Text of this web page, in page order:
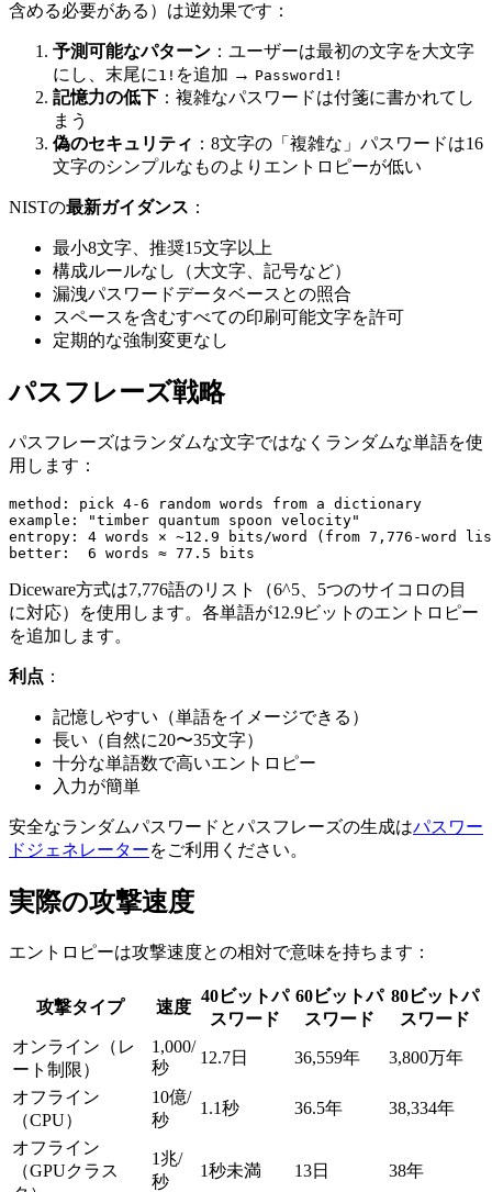
含める必要がある）は逆効果です：
予測可能なパターン ：ユーザーは最初の文字を大文字
にし、末尾に 1! を追加 → Password1!
記憶力の低下 ：複雑なパスワードは付箋に書かれてし
まう
偽のセキュリティ ：8文字の「複雑な」パスワードは16
文字のシンプルなものよりエントロピーが低い
NISTの最新ガイダンス ：
最小8文字、推奨15文字以上
構成ルールなし（大文字、記号など）
漏洩パスワードデータベースとの照合
スペースを含むすべての印刷可能文字を許可
定期的な強制変更なし
パスフレーズ戦略
パスフレーズはランダムな文字ではなくランダムな単語を使
用します：
method: pick 4-6 random words from a dictionary
example: "timber quantum spoon velocity"
entropy: 4 words × ~12.9 bits/word (from 7,776-word
Diceware方式は7,776語のリスト（6^5、5つのサイコロの目
に対応）を使用します。各単語が12.9ビットのエントロピー
を追加します。
利点 ：
記憶しやすい（単語をイメージできる）
長い（自然に20〜35文字）
十分な単語数で高いエントロピー
入力が簡単
安全なランダムパスワードとパスフレーズの生成はパスワー
ドジェネレーターをご利用ください。
実際の攻撃速度
エントロピーは攻撃速度との相対で意味を持ちます：
攻撃タイプ 速度
40ビットパ
スワード
60ビットパ
スワード
80ビットパ
スワード
オンライン（レ
ート制限）
1,000/
秒
12.7日 36,559年 3,800万年
オフライン
（CPU）
10億/
秒
1.1秒 36.5年 38,334年
オフライン
（GPUクラス
1兆/
秒
1秒未満 13日 38年